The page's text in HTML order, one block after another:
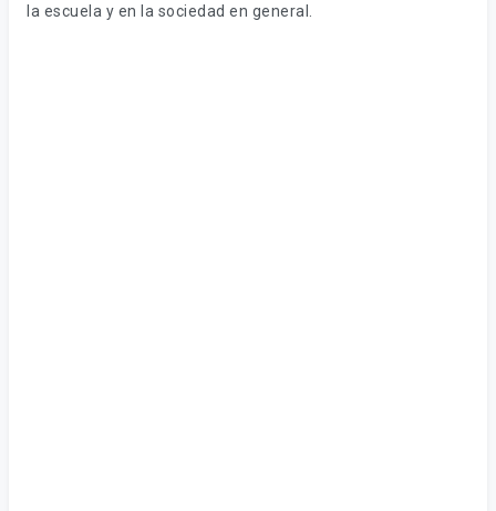
la escuela y en la sociedad en general.